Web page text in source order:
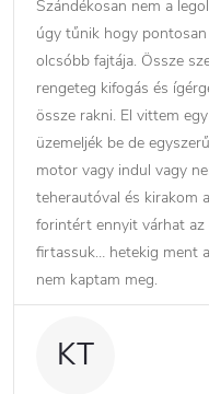
Szándékosan nem a
úgy tűnik hogy
olcsóbb fajtája. Össze
rengeteg kifogás és
össze rakni. El vittem
üzemeljék be de
motor vagy indul vagy
teherautóval és kirakom
forintért ennyit várhat az
firtassuk… hetekig ment
nem kaptam meg.
KT